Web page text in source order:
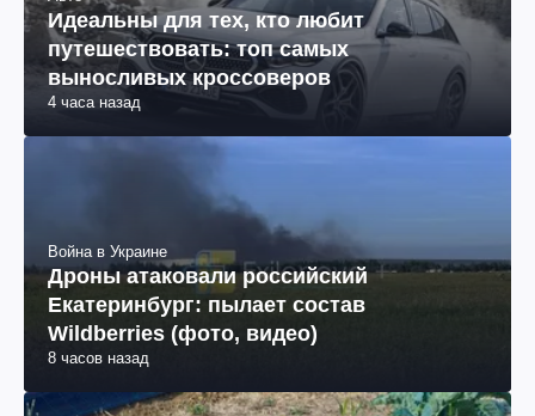
Авто
Идеальны для тех, кто любит
путешествовать: топ самых
выносливых кроссоверов
Война в Украине
Дроны атаковали российский
Екатеринбург: пылает состав
Wildberries (фото, видео)